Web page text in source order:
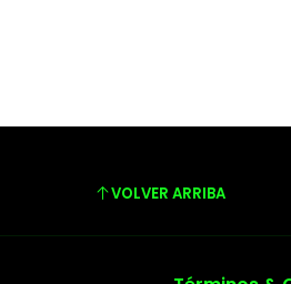
VOLVER ARRIBA